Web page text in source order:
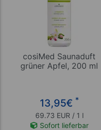
cosiMed Saunaduft
grüner Apfel, 200 ml
13,95€ *
69.73 EUR / 1 l
Sofort lieferbar